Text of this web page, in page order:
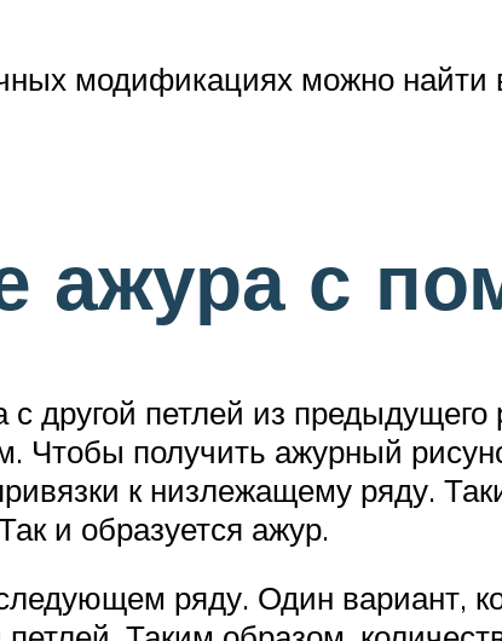
модификациях можно
ажура с
с другой петлей из
Чтобы получить ажурный
к низлежащему ряду.
и образуется ажур.
ряду. Один вариант,